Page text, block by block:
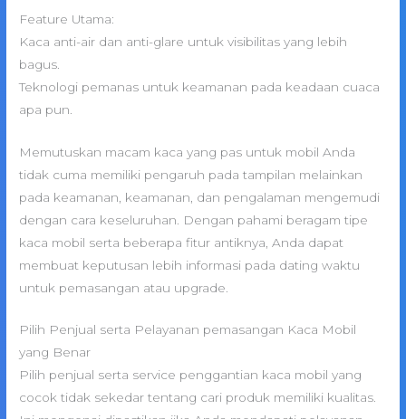
Feature Utama:
Kaca anti-air dan anti-glare untuk visibilitas yang lebih
bagus.
Teknologi pemanas untuk keamanan pada keadaan cuaca
apa pun.
Memutuskan macam kaca yang pas untuk mobil Anda
tidak cuma memiliki pengaruh pada tampilan melainkan
pada keamanan, keamanan, dan pengalaman mengemudi
dengan cara keseluruhan. Dengan pahami beragam tipe
kaca mobil serta beberapa fitur antiknya, Anda dapat
membuat keputusan lebih informasi pada dating waktu
untuk pemasangan atau upgrade.
Pilih Penjual serta Pelayanan pemasangan Kaca Mobil
yang Benar
Pilih penjual serta service penggantian kaca mobil yang
cocok tidak sekedar tentang cari produk memiliki kualitas.